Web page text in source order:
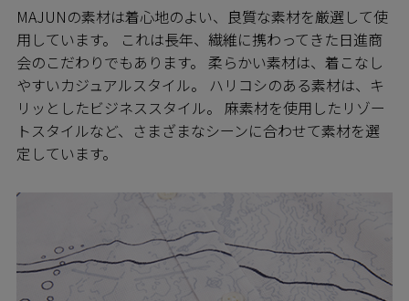
MAJUNの素材は着心地のよい、良質な素材を厳選して使
用しています。 これは長年、繊維に携わってきた日進商
会のこだわりでもあります。 柔らかい素材は、着こなし
やすいカジュアルスタイル。 ハリコシのある素材は、キ
リッとしたビジネススタイル。 麻素材を使用したリゾー
トスタイルなど、さまざまなシーンに合わせて素材を選
定しています。